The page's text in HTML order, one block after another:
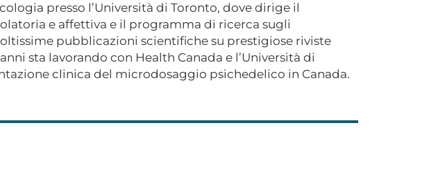
presso l’Università di Toronto, dove dirige il
e affettiva e il programma di ricerca sugli
pubblicazioni scientifiche su prestigiose riviste
sta lavorando con Health Canada e l’Università di
clinica del microdosaggio psichedelico in Canada.